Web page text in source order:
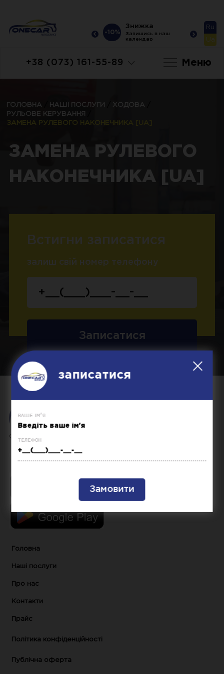
-10%
Знижка
Запишись в наш
календар
-10%
Знижка
Запишись в наш
календар
+38 (073) 161-55-89 Меню
Ru
Ua
ГОЛОВНА НАШІ ПОСЛУГИ ХОДОВА
РУЛЬОВЕ КЕРУВАННЯ
ЗАМЕНА РУЛЕВОГО НАКОНЕЧНИКА [UA]
ЗАМЕНА РУЛЕВОГО
НАКОНЕЧНИКА [UA]
Встигни записатися
залиш свій номер телефону
Записатися
записатися
ваше ім'я
телефон
ONE CAR - простий та зрозумілий автосервіс
Головна
Наші послуги
Про нас
Контакти
Прайс
Політика конфіденційності
Публічна оферта